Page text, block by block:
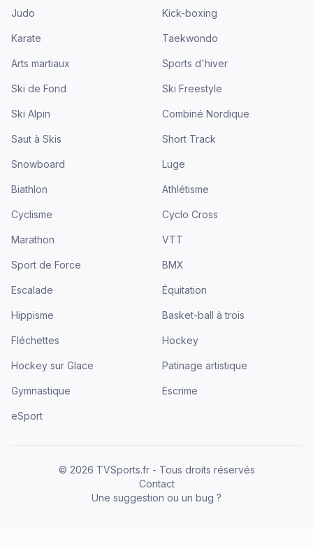
Judo Kick-boxing
Karate Taekwondo
Arts martiaux Sports d'hiver
Ski de Fond Ski Freestyle
Ski Alpin Combiné Nordique
Saut à Skis Short Track
Snowboard Luge
Biathlon Athlétisme
Cyclisme Cyclo Cross
Marathon VTT
Sport de Force BMX
Escalade Équitation
Hippisme Basket-ball à trois
Fléchettes Hockey
Hockey sur Glace Patinage artistique
Gymnastique Escrime
eSport
© 2026 TVSports.fr - Tous droits réservés
Contact
Une suggestion ou un bug ?